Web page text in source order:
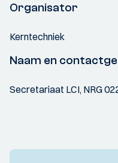
Organisator
Kerntechniek
Naam en
Secretariaat LCI, NRG